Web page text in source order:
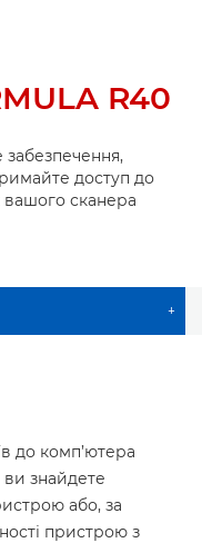
R40
доступ до
вашого сканера
+
до комп’ютера
знайдете
або, за
пристрою з